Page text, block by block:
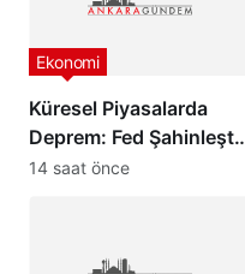
Küresel Piyasalarda
Deprem: Fed Şahinleşti,
Değerli Metaller Çakıldı!
Ekonomi
14 saat önce